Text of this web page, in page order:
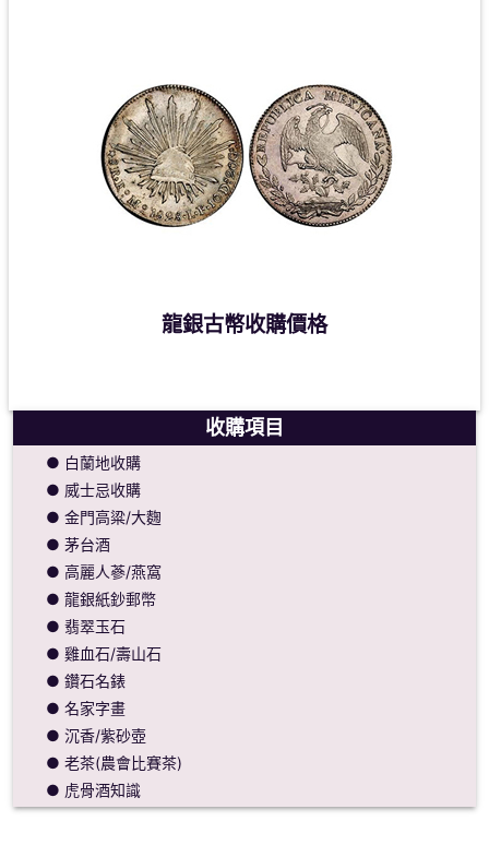
龍銀古幣收購價格
收購項目
● 白蘭地收購
● 威士忌收購
● 金門高粱/大麴
● 茅台酒
● 高麗人蔘/燕窩
● 龍銀紙鈔郵幣
● 翡翠玉石
● 雞血石/壽山石
● 鑽石名錶
● 名家字畫
● 沉香/紫砂壺
● 老茶(農會比賽茶)
● 虎骨酒知識